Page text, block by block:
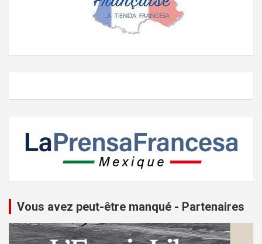
Vous avez peut-être manqué - Partenaires